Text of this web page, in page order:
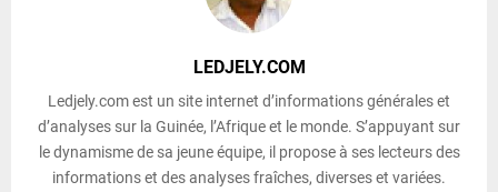
LEDJELY.COM
Ledjely.com est un site internet d’informations générales et
d’analyses sur la Guinée, l’Afrique et le monde. S’appuyant sur
le dynamisme de sa jeune équipe, il propose à ses lecteurs des
informations et des analyses fraîches, diverses et variées.